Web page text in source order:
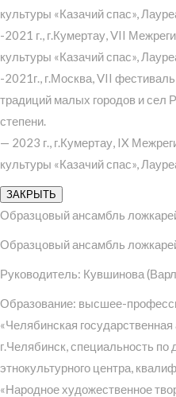
культуры «Казачий спас»,
-2021 г., г.Кумертау, VII
культуры «Казачий спас»,
-2021г., г.Москва, VII
традиций малых городов и сел
степени.
— 2023 г., г.Кумертау, IX
культуры «Казачий спас»,
ЗАКРЫТЬ
Образцовый ансамбль
Образцовый ансамбль
Руководитель: Кувшинова
Образование: высшее-
«Челябинская
г.Челябинск, специальность
этнокультурного центра,
«Народное художественное